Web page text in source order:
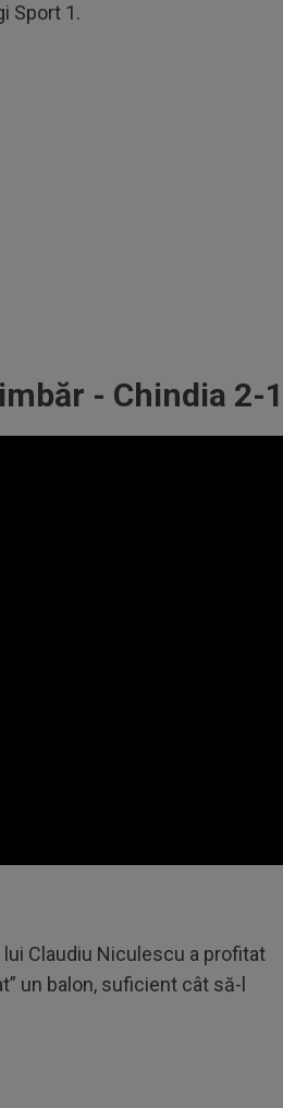
Sport 1.
- Chindia 2-1
Claudiu Niculescu a profitat
un balon, suficient cât să-l